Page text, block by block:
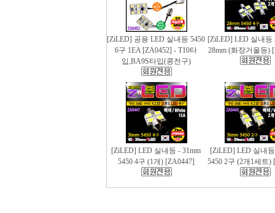
[ZiLED] 공용 LED 실내등 5450
6구 1EA [ZA0452] - T10타
입,BA9S타입(콩전구)
[ZiLED] LED 실내등
28mm (화장거울등)
[ZiLED] LED 실내등 - 31mm
5450 4구 (1개) [ZA0447]
[ZiLED] LED 실내
5450 2구 (2개1세트)